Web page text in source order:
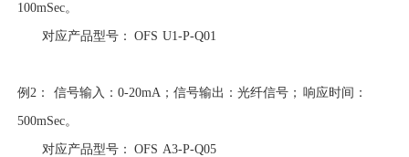
100mSec。
对应产品型号： OFS U1-P-Q01
例2： 信号输入：0-20mA；信号输出：光纤信号； 响应时间：
500mSec。
对应产品型号： OFS A3-P-Q05